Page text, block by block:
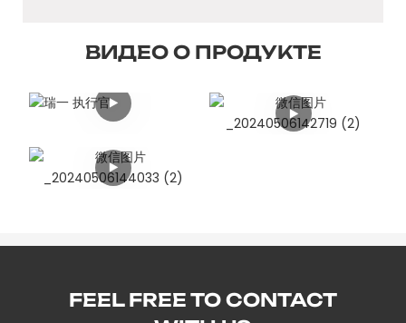
ВИДЕО О ПРОДУКТЕ
FEEL FREE TO CONTACT